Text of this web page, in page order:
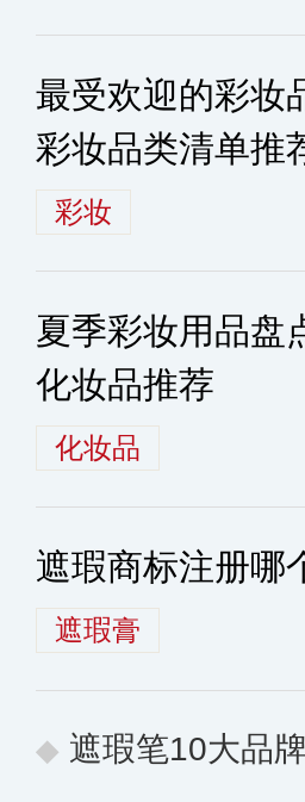
最受欢迎的彩妆
彩妆品类清单推
彩妆
夏季彩妆用品盘
化妆品推荐
化妆品
遮瑕商标注册哪
遮瑕膏
遮瑕笔10大品